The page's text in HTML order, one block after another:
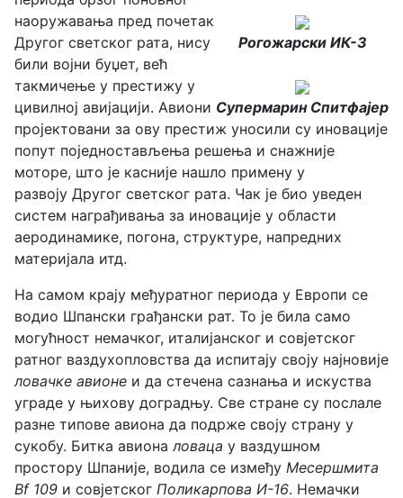
Рогожарски ИК-3
Супермарин Спитфајер
наоружавања пред почетак
Другог светског рата, нису
били војни буџет, већ
такмичење у престижу у
цивилној авијацији. Авиони
пројектовани за ову престиж уносили су иновације
попут поједностављења решења и снажније
моторе, што је касније нашло примену у
развоју Другог светског рата. Чак је био уведен
систем награђивања за иновације у области
аеродинамике, погона, структуре, напредних
материјала итд.
На самом крају међуратног периода у Европи се
водио Шпански грађански рат. То је била само
могућност немачког, италијанског и совјетског
ратног ваздухопловства да испитају своју најновије
ловачке авионе и да стечена сазнања и искуства
уграде у њихову доградњу. Све стране су послале
разне типове авиона да подрже своју страну у
сукобу. Битка авионаловаца у ваздушном
простору Шпаније, водила се између Месершмита
Bf 109 и совјетског Поликарпова И-16. Немачки